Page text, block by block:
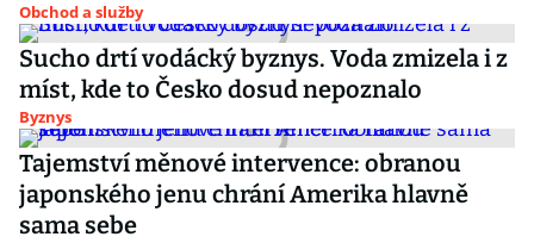
Obchod a služby
Sucho drtí vodácký byznys. Voda zmizela i z
míst, kde to Česko dosud nepoznalo
Byznys
Tajemství měnové intervence: obranou
japonského jenu chrání Amerika hlavně
sama sebe